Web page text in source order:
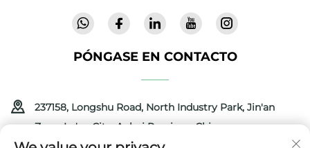
PÓNGASE EN CONTACTO
237158, Longshu Road, North Industry Park, Jin'an
Zone, Lu'an City, Anhui Province, China